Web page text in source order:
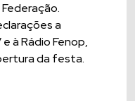
a
à Rádio Fenop,
da festa.